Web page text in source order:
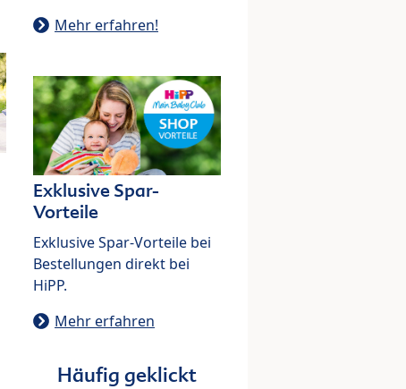
Mehr erfahren!
Exklusive Spar-
Vorteile
Exklusive Spar-Vorteile bei
Bestellungen direkt bei
HiPP.
Mehr erfahren
Häufig geklickt